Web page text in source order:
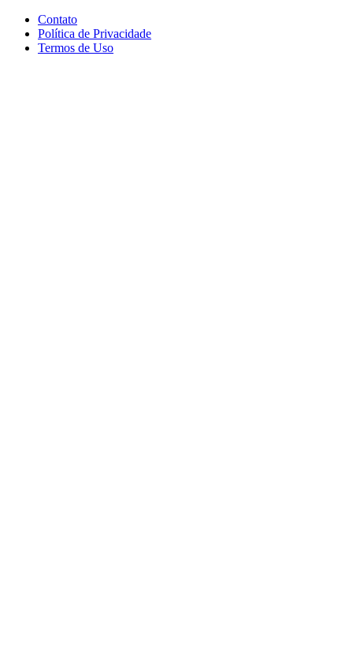
Contato
Política de Privacidade
Termos de Uso